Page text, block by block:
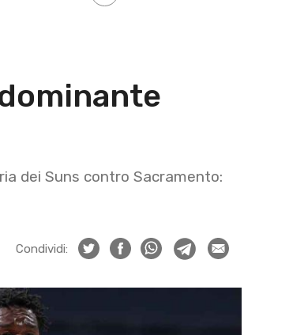
dei Suns contro Sacramento:
Condividi: